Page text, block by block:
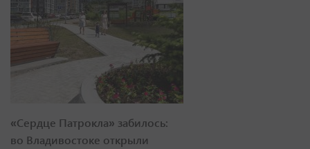
«Сердце Патрокла» забилось:
во Владивостоке открыли